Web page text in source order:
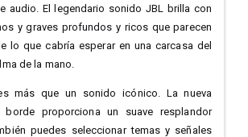
audio. El legendario sonido JBL brilla con
y graves profundos y ricos que parecen
lo que cabría esperar en una carcasa del
de la mano.
más que un sonido icónico. La nueva
borde proporciona un suave resplandor
puedes seleccionar temas y señales